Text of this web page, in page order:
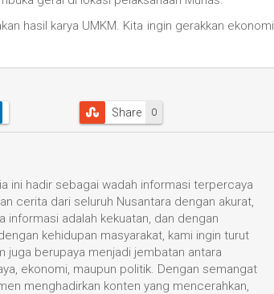
hasil karya UMKM. Kita ingin gerakkan ekonomi
0
Share
ini hadir sebagai wadah informasi terpercaya
cerita dari seluruh Nusantara dengan akurat,
adalah kekuatan, dan dengan
kehidupan masyarakat, kami ingin turut
juga berupaya menjadi jembatan antara
ekonomi, maupun politik. Dengan semangat
menghadirkan konten yang mencerahkan,